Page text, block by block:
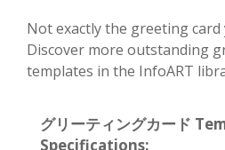
Not exactly the greeting
Discover more outstanding
templates in the InfoART
グリーティングカード
Specifications: